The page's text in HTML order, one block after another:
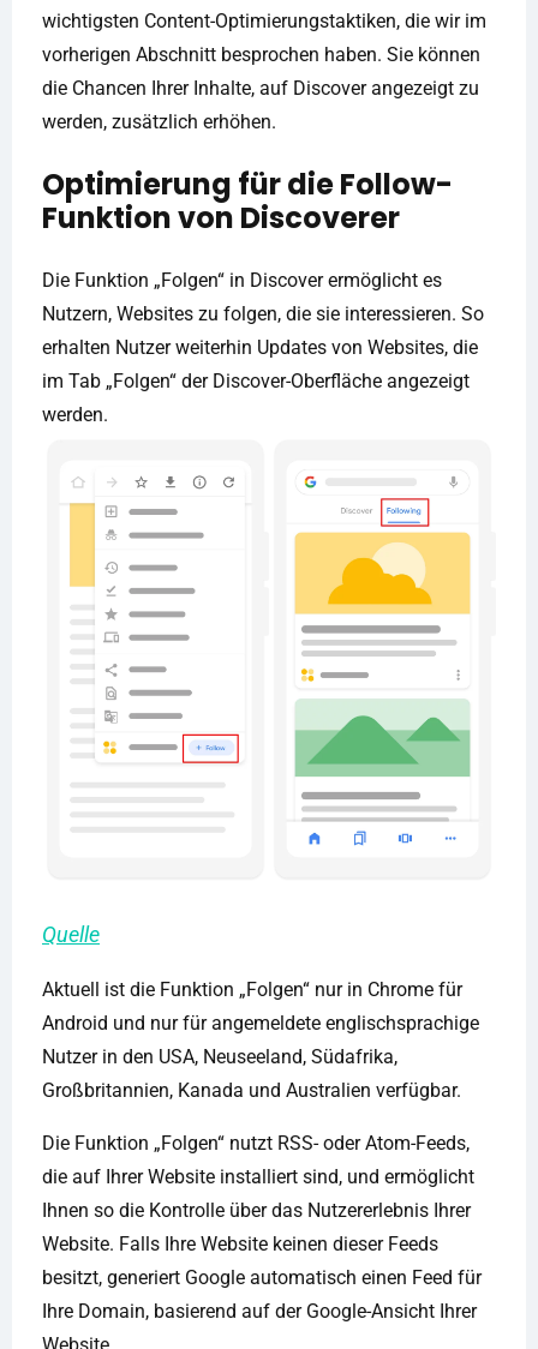
wichtigsten Content-Optimierungstaktiken, die wir im
vorherigen Abschnitt besprochen haben. Sie können
die Chancen Ihrer Inhalte, auf Discover angezeigt zu
werden, zusätzlich erhöhen.
Optimierung für die Follow-
Funktion von Discoverer
Die Funktion „Folgen“ in Discover ermöglicht es
Nutzern, Websites zu folgen, die sie interessieren. So
erhalten Nutzer weiterhin Updates von Websites, die
im Tab „Folgen“ der Discover-Oberfläche angezeigt
werden.
Quelle
Aktuell ist die Funktion „Folgen“ nur in Chrome für
Android und nur für angemeldete englischsprachige
Nutzer in den USA, Neuseeland, Südafrika,
Großbritannien, Kanada und Australien verfügbar.
Die Funktion „Folgen“ nutzt RSS- oder Atom-Feeds,
die auf Ihrer Website installiert sind, und ermöglicht
Ihnen so die Kontrolle über das Nutzererlebnis Ihrer
Website. Falls Ihre Website keinen dieser Feeds
besitzt, generiert Google automatisch einen Feed für
Ihre Domain, basierend auf der Google-Ansicht Ihrer